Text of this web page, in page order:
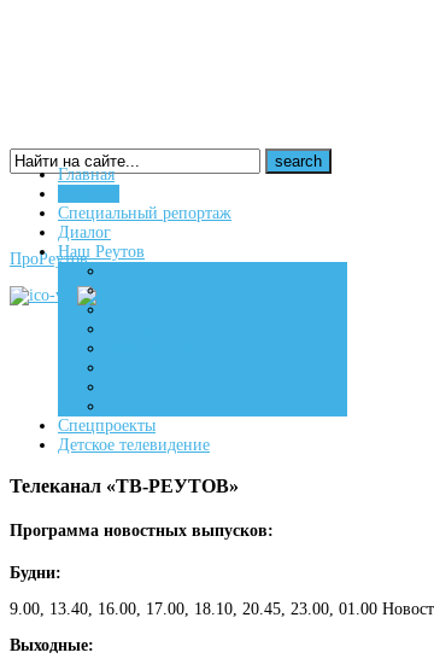
16+
ПроРеутов
Главная
Специальный репортаж
Диалог
Наш Реутов
Спецпроекты
Детское телевидение
Телеканал «ТВ-РЕУТОВ»
Программа новостных выпусков:
Будни:
9.00, 13.40, 16.00, 17.00, 18.10, 20.45, 23.00, 01.00
Выходные: